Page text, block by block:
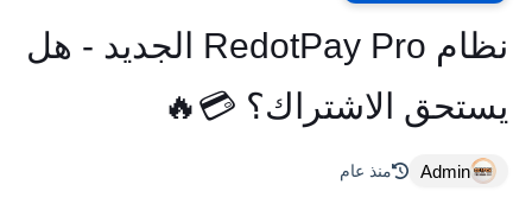
نظام RedotPay Pro الجديد - هل
يستحق الاشتراك؟ 💳🔥
Admin منذ عام